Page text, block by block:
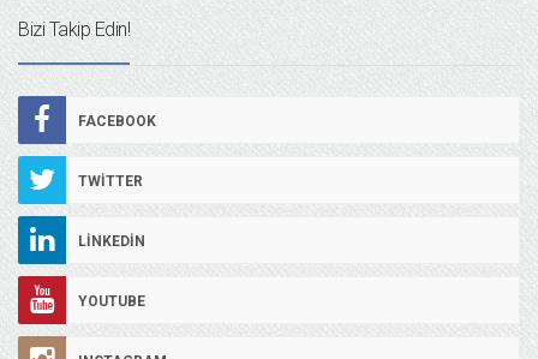
Bizi Takip Edin!
FACEBOOK
TWITTER
LINKEDIN
YOUTUBE